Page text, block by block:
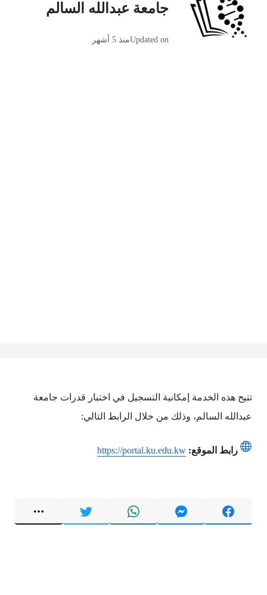
جامعة عبدالله السالم
Updated onمنذ 5 أشهر
تتيح هذه الخدمة إمكانية التسجيل في اختبار قدرات جامعة
عبدالله السالم، وذلك من خلال الرابط التالي:
رابط الموقع: https://portal.ku.edu.kw